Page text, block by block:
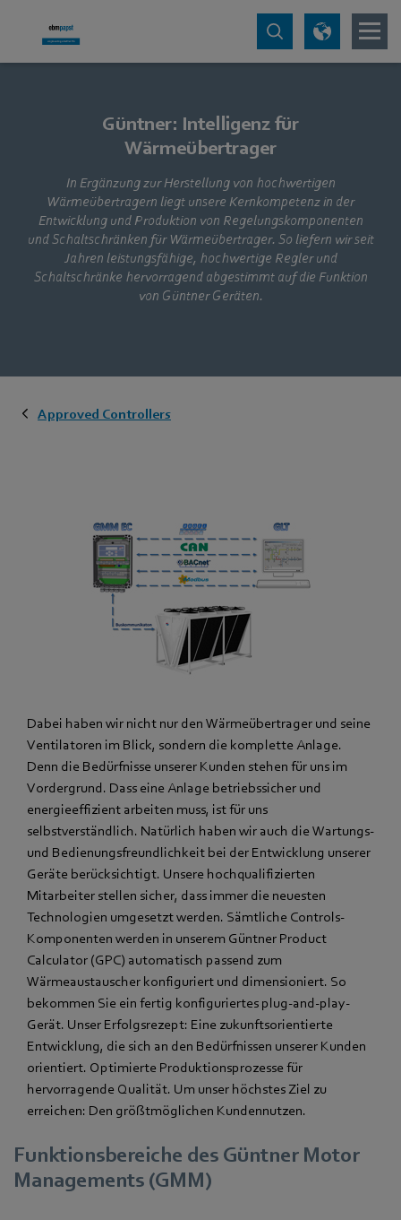
Güntner: Intelligenz für
Wärmeübertrager
In Ergänzung zur Herstellung von hochwertigen
Wärmeübertragern liegt unsere Kernkompetenz in der
Entwicklung und Produktion von Regelungskomponenten
und Schaltschränken für Wärmeübertrager. So liefern wir seit
Jahren leistungsfähige, hochwertige Regler und
Schaltschränke hervorragend abgestimmt auf die Funktion
von Güntner Geräten.
Approved Controllers
Dabei haben wir nicht nur den Wärmeübertrager und seine
Ventilatoren im Blick, sondern die komplette Anlage.
Denn die Bedürfnisse unserer Kunden stehen für uns im
Vordergrund. Dass eine Anlage betriebssicher und
energieeffizient arbeiten muss, ist für uns
selbstverständlich. Natürlich haben wir auch die Wartungs-
und Bedienungsfreundlichkeit bei der Entwicklung unserer
Geräte berücksichtigt. Unsere hochqualifizierten
Mitarbeiter stellen sicher, dass immer die neuesten
Technologien umgesetzt werden. Sämtliche Controls-
Komponenten werden in unserem Güntner Product
Calculator (GPC) automatisch passend zum
Wärmeaustauscher konfiguriert und dimensioniert. So
bekommen Sie ein fertig konfiguriertes plug-and-play-
Gerät. Unser Erfolgsrezept: Eine zukunftsorientierte
Entwicklung, die sich an den Bedürfnissen unserer Kunden
orientiert. Optimierte Produktionsprozesse für
hervorragende Qualität. Um unser höchstes Ziel zu
erreichen: Den größtmöglichen Kundennutzen.
Funktionsbereiche des Güntner Motor
Managements (GMM)